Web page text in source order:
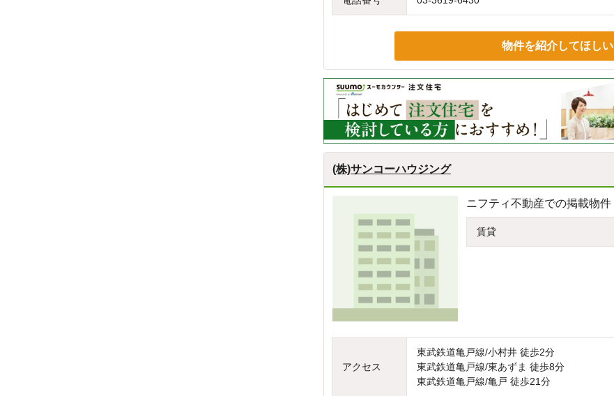
物件を紹介してほしい
(株)サンコーハウジング
ニフティ不動産での掲載物件
賃貸
アクセス
東武鉄道亀戸線/小村井 徒歩2分
東武鉄道亀戸線/東あずま 徒歩8分
東武鉄道亀戸線/亀戸 徒歩21分